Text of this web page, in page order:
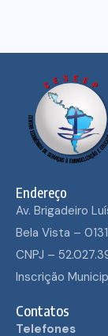
Endereço
Av. Brigadeiro
Bela Vista –
CNPJ –
Inscrição
Contatos
Telefones